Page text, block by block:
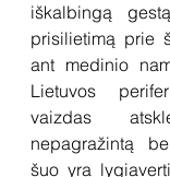
iškalbingą
prisilietimą prie
ant medinio
Lietuvos
vaizdas
nepagražintą
šuo yra